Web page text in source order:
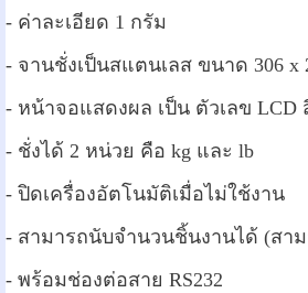
- ค่าละเอียด 1 กรัม
- จานชั่งเป็นสแตนเลส ขนาด 306 x
- หน้าจอแสดงผล เป็น ตัวเลข
- ชั่งได้ 2 หน่วย คือ kg และ lb
- ปิดเครื่องอัตโนมัติเมื่อไม่ใช้งาน
- สามารถนับจำนวนชิ้นงานได้ (สาม
- พร้อมช่องต่อสาย RS232